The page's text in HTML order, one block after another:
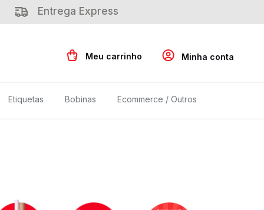
Entrega Express
0
Etiquetas Bobinas Ecommerce / Outros